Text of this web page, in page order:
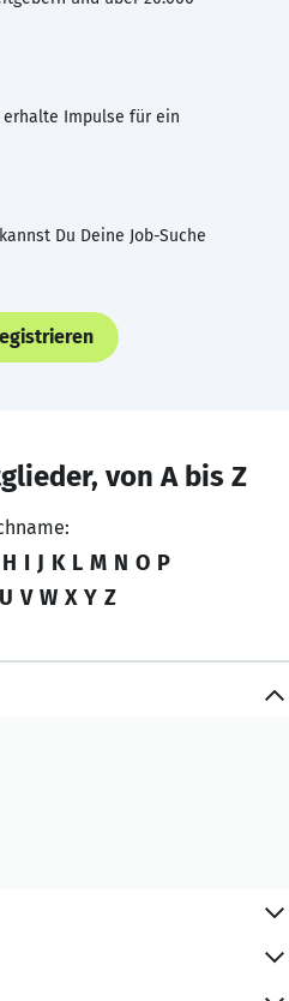
Impulse für ein
Du Deine Job-Suche
von A bis Z
H I J K L M N O P
U V W X Y Z